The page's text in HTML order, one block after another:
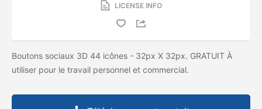
LICENSE INFO
Boutons sociaux 3D 44 icônes - 32px X 32px. GRATUIT À
utiliser pour le travail personnel et commercial.